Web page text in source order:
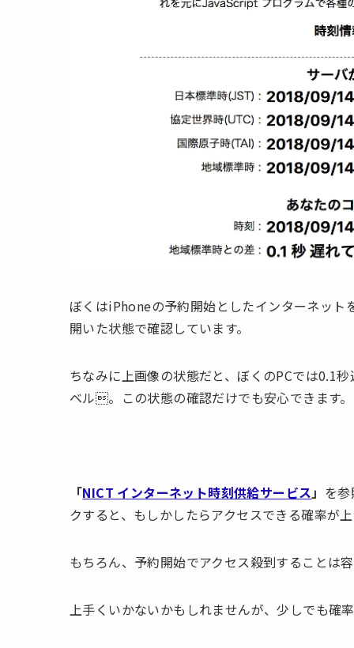
ぼくはiPhoneの予約開始としたインターネッ
開いた状態で確認しています。
ちなみに上画像の状態だと、ぼくのPCでは0.1
ベル。この状態の確認だけでも安心できます。
「NICT インターネット時刻供給サービス」 を
クすると、もしかしたらアクセスできる確率が
もちろん、予約開始でアクセス殺到することは
上手くいかないかもしれませんが、少しでも確